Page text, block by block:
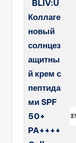
BLIV:U
Коллаге
новый
солнцез
ащитны
й крем с
пептида
ми SPF
50+
PA++++